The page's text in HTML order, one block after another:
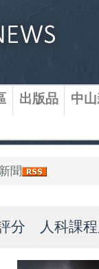
出版品 中
聞
分 人科課程